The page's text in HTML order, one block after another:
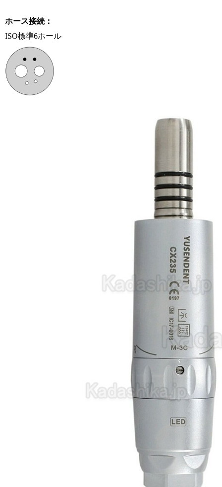
ホース接続：
ISO標準6ホール